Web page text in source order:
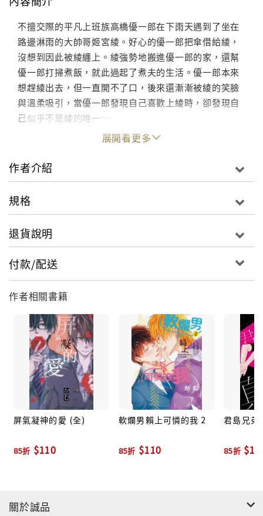
不擅交際的平凡上班族高橋優一郎在下雨天遇到了坐在
路邊淋雨的大帥哥姬宮綾。好心的優一郎把傘借給綾，
沒想到因此被綾纏上。綾強勢地搬進優一郎的家，還幫
優一郎打掃煮飯，就此過起了煮夫的生活。優一郎本來
想趕綾出去，但一直開不了口，後來還漸漸被綾的笑臉
與溫柔吸引，當優一郎發現自己喜歡上綾時，卻發現自
己似乎不是綾的唯一…
展開看更多
作者介紹
規格
退貨說明
付款/配送
作者相關書籍
屏氣凝神的愛 (全)
85折 $110
軟爛男賴上可憐的我 2
85折 $110
君島兄弟
85折
關於誠品